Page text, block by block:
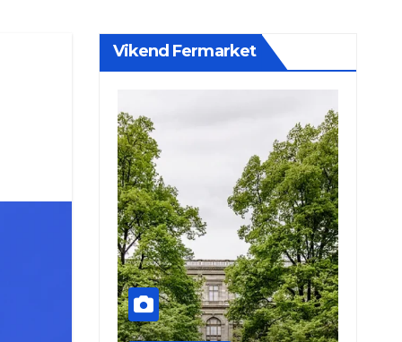
Vikend Fermarket